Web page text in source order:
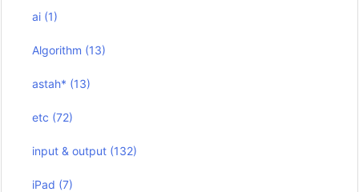
ai (1)
Algorithm (13)
astah* (13)
etc (72)
input & output (132)
iPad (7)